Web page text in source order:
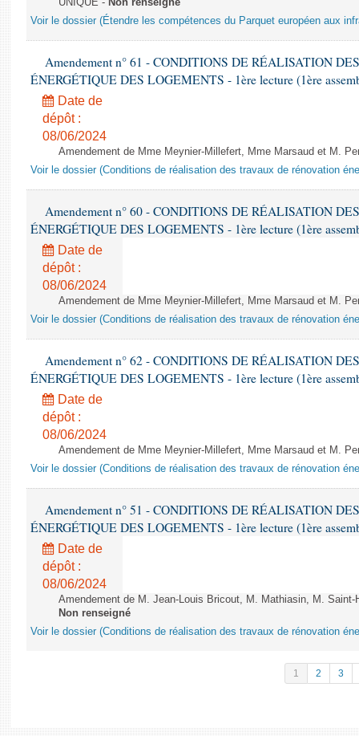
UNIQUE - Non renseigné
Voir le dossier (Étendre les compétences du Parquet européen aux
Amendement n° 61 - CONDITIONS DE RÉALISATION
ÉNERGÉTIQUE DES LOGEMENTS - 1ère lecture (1ère
Date de
dépôt :
08/06/2024
Amendement de Mme Meynier-Millefert, Mme Marsaud et M.
Voir le dossier (Conditions de réalisation des travaux de rénovation
Amendement n° 60 - CONDITIONS DE RÉALISATION
ÉNERGÉTIQUE DES LOGEMENTS - 1ère lecture (1ère
Date de
dépôt :
08/06/2024
Amendement de Mme Meynier-Millefert, Mme Marsaud et M.
Voir le dossier (Conditions de réalisation des travaux de rénovation
Amendement n° 62 - CONDITIONS DE RÉALISATION
ÉNERGÉTIQUE DES LOGEMENTS - 1ère lecture (1ère
Date de
dépôt :
08/06/2024
Amendement de Mme Meynier-Millefert, Mme Marsaud et M.
Voir le dossier (Conditions de réalisation des travaux de rénovation
Amendement n° 51 - CONDITIONS DE RÉALISATION
ÉNERGÉTIQUE DES LOGEMENTS - 1ère lecture (1ère
Date de
dépôt :
08/06/2024
Amendement de M. Jean-Louis Bricout, M. Mathiasin, M.
Non renseigné
Voir le dossier (Conditions de réalisation des travaux de rénovation
1 2 3